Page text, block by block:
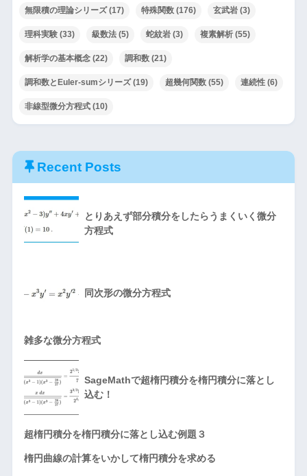
無限積の理論シリーズ(17) 特殊関数(176) 玄武岩(3)
理科実験(33) 級数法(5) 蛇紋岩(3) 複素解析(55)
解析学の基本概念(22) 調和数(21)
調和数とEuler-sumシリーズ(19) 超幾何関数(55) 連続性(6)
非線型微分方程式(10)
Recent Posts
とりあえず部分積分をしたらうまくいく微分
方程式
同次形の微分方程式
雑多な微分方程式
SageMathで超楕円積分を楕円積分に落とし
込む！
超楕円積分を楕円積分に落とし込む例題３
楕円曲線の計算をいかして楕円積分を求める